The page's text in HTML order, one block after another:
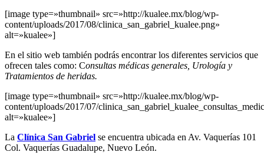
[image type=»thumbnail» src=»http://kualee.mx/blog/wp-
content/uploads/2017/08/clinica_san_gabriel_kualee.png»
alt=»kualee»]
En el sitio web también podrás encontrar los diferentes servicios que
ofrecen tales como: Consultas médicas generales, Urología y
Tratamientos de heridas.
[image type=»thumbnail» src=»http://kualee.mx/blog/wp-
content/uploads/2017/07/
alt=»kualee»]
La Clínica San Gabriel se encuentra ubicada en Av. Vaquerías 101
Col. Vaquerías Guadalupe, Nuevo León.